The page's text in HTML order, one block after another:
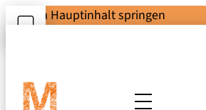
Zum Hauptinhalt springen